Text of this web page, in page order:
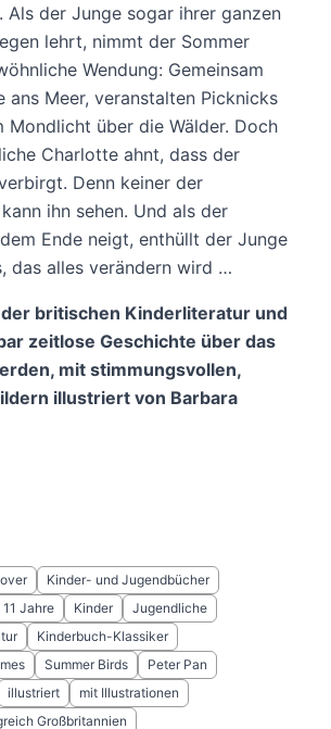
Als der Junge sogar ihrer ganzen
lehrt, nimmt der Sommer
Wendung: Gemeinsam
ans Meer, veranstalten Picknicks
Mondlicht über die Wälder. Doch
Charlotte ahnt, dass der
Denn keiner der
ihn sehen. Und als der
Ende neigt, enthüllt der Junge
das alles verändern wird …
der britischen Kinderliteratur und
zeitlose Geschichte über das
mit stimmungsvollen,
illustriert von Barbara
Kinder- und Jugendbücher
Jahre
Kinder
Jugendliche
Kinderbuch-Klassiker
Summer Birds
Peter Pan
illustriert
mit Illustrationen
Großbritannien